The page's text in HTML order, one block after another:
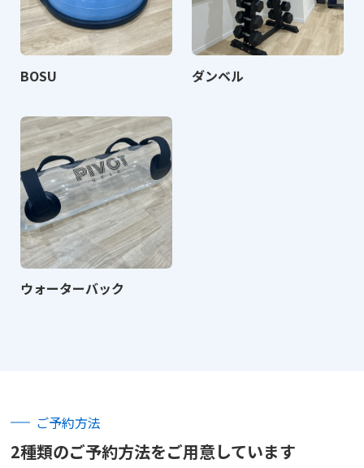
BOSU ダンベル
ウォーターバック
ご予約方法
2種類のご予約方法をご用意しています